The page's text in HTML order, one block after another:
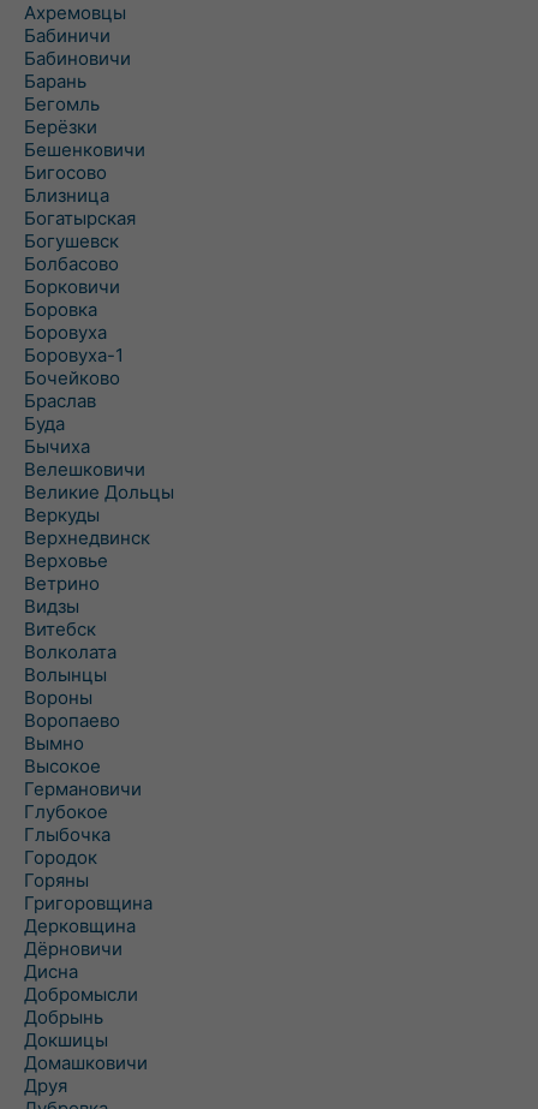
Ахремовцы
Бабиничи
Бабиновичи
Барань
Бегомль
Берёзки
Бешенковичи
Бигосово
Близница
Богатырская
Богушевск
Болбасово
Борковичи
Боровка
Боровуха
Боровуха-1
Бочейково
Браслав
Буда
Бычиха
Велешковичи
Великие Дольцы
Веркуды
Верхнедвинск
Верховье
Ветрино
Видзы
Витебск
Волколата
Волынцы
Вороны
Воропаево
Вымно
Высокое
Германовичи
Глубокое
Глыбочка
Городок
Горяны
Григоровщина
Дерковщина
Дёрновичи
Дисна
Добромысли
Добрынь
Докшицы
Домашковичи
Друя